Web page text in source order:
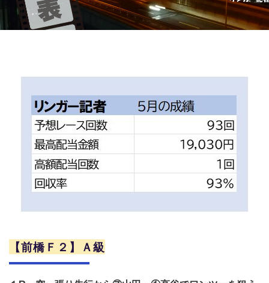
支払い方法、ポイント利用規約
車券は20歳になってから・のめり込む不安のある方のご相
よくある質問
【前橋Ｆ２】Ａ級